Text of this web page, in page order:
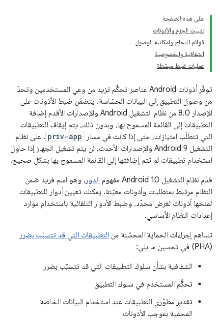
على هذه الصفحة
تثبيت الحِزم والأذونات
قوائم السماح وإمكانية الوصول
الشفافية والخصوصية
عمليات ضبط مبسّطة
توفّر أذونات Android عناصر تحكُّم تزيد من وعي المستخدمين وتحدّ
من وصول التطبيق إلى البيانات الحسّاسة. يتضمّن ضبط الأذونات على
الإصدار 8.0 من نظام التشغيل Android والإصدارات الأقدم إضافة
التطبيقات إلى القائمة المسموح بها، وبدون ذلك، يتم إيقاف التطبيقات
التي تتطلّب امتيازات، حتى إذا كانت في مسار
priv-app . على نظام
التشغيل Android 9 والإصدارات الأحدث، لن يتم تشغيل الجهاز إذا حاول
استخدام تطبيقات لم تتم إضافتها إلى القائمة المسموح بها بشكل صحيح.
قدّم نظام التشغيل Android 10 مفهوم
الدور ، وهو اسم فريد ضمن
النظام مرتبط بمتطلبات وأذونات معيّنة. يمكنك تعيين أدوار للتطبيقات
لمنحها أذونات لغرض محدّد، وضبط الأدوار التلقائية باستخدام موارد
إعدادات النظام الأساسي.
تساهم إجراءات الحماية المحسّنة من التطبيقات التي قد تتسبّب بضرر
(PHA) في تحسين ما يلي:
الشفافية بشأن سلوك التطبيقات التي قد تتسبّب بضرر
تحكُّم المستخدم في سلوك التطبيق
تقدير مطوّري التطبيقات عند استخدام البيانات الخاصة
المحمية بموجب الأذونات